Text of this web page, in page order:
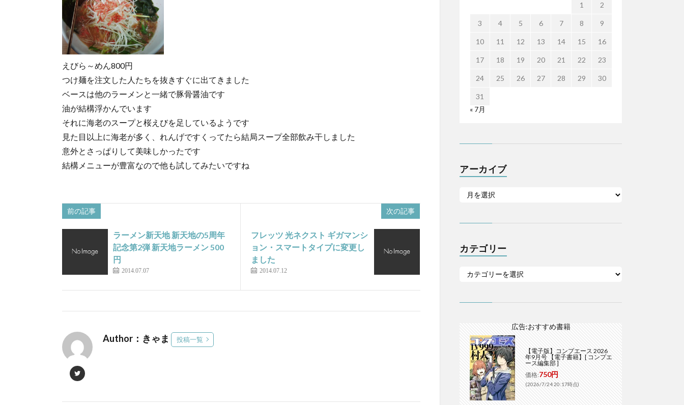
えびら～めん800円
つけ麺を注文した人たちを抜きすぐに出てきました
ベースは他のラーメンと一緒で豚骨醤油です
油が結構浮かんでいます
それに海老のスープと桜えびを足しているようです
見た目以上に海老が多く、れんげですくってたら結局スープ全部飲み干しました
意外とさっぱりして美味しかったです
結構メニューが豊富なので他も試してみたいですね
前の記事
ラーメン新天地 新天地の5周年
記念第2弾 新天地ラーメン 500
円
2014.07.07
次の記事
フレッツ 光ネクスト ギガマンシ
ョン・スマートタイプに変更し
ました
2014.07.12
Author：きゃま 投稿一覧
1 2
3 4 5 6 7 8 9
10 11 12 13 14 15 16
17 18 19 20 21 22 23
24 25 26 27 28 29 30
31
« 7月
アーカイブ
カテゴリー
広告:おすすめ書籍
【電子版】コンプエース 2026
年9月号 【電子書籍】[ コンプエ
ース編集部 ]
価格:750円
(2026/7/24 20:17時点)